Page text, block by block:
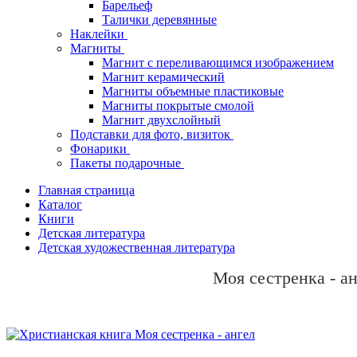
Барельеф
Талички деревянные
Наклейки
Магниты
Магнит с переливающимся изображением
Магнит керамический
Магниты объемные пластиковые
Магниты покрытые смолой
Магнит двухслойный
Подставки для фото, визиток
Фонарики
Пакеты подарочные
Главная страница
Каталог
Книги
Детская литература
Детская художественная литература
Моя сестренка -